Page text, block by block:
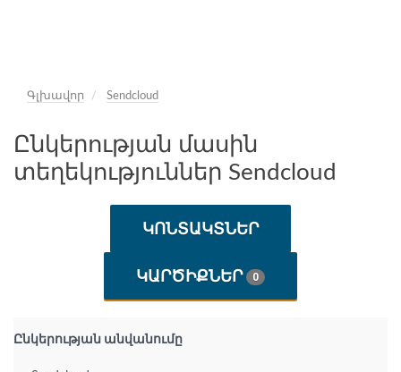
Գլխավոր Sendcloud
Ընկերության մասին
տեղեկություններ Sendcloud
ԿՈՆՏԱԿՏՆԵՐ
ԿԱՐԾԻՔՆԵՐ 0
Ընկերության անվանումը